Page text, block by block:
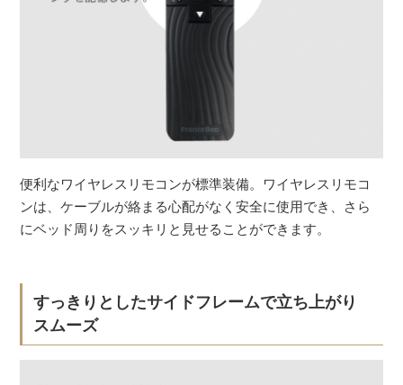
便利なワイヤレスリモコンが標準装備。ワイヤレスリモコ
ンは、ケーブルが絡まる心配がなく安全に使用でき、さら
にベッド周りをスッキリと見せることができます。
すっきりとしたサイドフレームで立ち上がり
スムーズ